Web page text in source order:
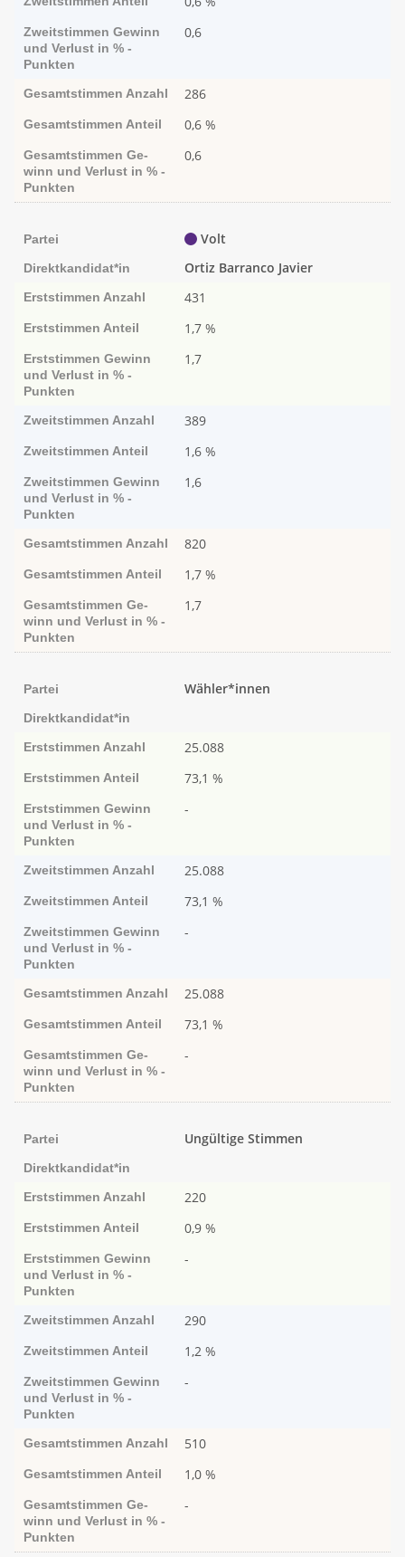
Zweitstimmen Ge­­winn
und Ver­­lust in % -
Punk­ten
0,6
Gesamtstimmen Anzahl 286
Gesamtstimmen Anteil 0,6 %
Gesamtstimmen Ge­­
winn und Ver­­lust in % -
Punk­ten
0,6
Partei Volt
Direktkandidat*in Ortiz Barranco Javier
Erststimmen Anzahl 431
Erststimmen Anteil 1,7 %
Erststimmen Ge­­winn
und Ver­­lust in % -
Punk­ten
1,7
Zweitstimmen Anzahl 389
Zweitstimmen Anteil 1,6 %
Zweitstimmen Ge­­winn
und Ver­­lust in % -
Punk­ten
1,6
Gesamtstimmen Anzahl 820
Gesamtstimmen Anteil 1,7 %
Gesamtstimmen Ge­­
winn und Ver­­lust in % -
Punk­ten
1,7
Partei Wähler*innen
Direktkandidat*in
Erststimmen Anzahl 25.088
Erststimmen Anteil 73,1 %
Erststimmen Ge­­winn
und Ver­­lust in % -
Punk­ten
-
Zweitstimmen Anzahl 25.088
Zweitstimmen Anteil 73,1 %
Zweitstimmen Ge­­winn
und Ver­­lust in % -
Punk­ten
-
Gesamtstimmen Anzahl 25.088
Gesamtstimmen Anteil 73,1 %
Gesamtstimmen Ge­­
winn und Ver­­lust in % -
Punk­ten
-
Partei Ungültige Stimmen
Direktkandidat*in
Erststimmen Anzahl 220
Erststimmen Anteil 0,9 %
Erststimmen Ge­­winn
und Ver­­lust in % -
Punk­ten
-
Zweitstimmen Anzahl 290
Zweitstimmen Anteil 1,2 %
Zweitstimmen Ge­­winn
und Ver­­lust in % -
Punk­ten
-
Gesamtstimmen Anzahl 510
Gesamtstimmen Anteil 1,0 %
Gesamtstimmen Ge­­
winn und Ver­­lust in % -
Punk­ten
-